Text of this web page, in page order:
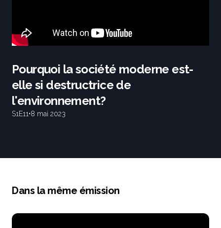
Pourquoi la société moderne est-
elle si destructrice de
l'environnement?
S1 E11•8 mai 2023
Dans la même émission